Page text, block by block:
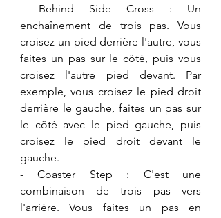
- Behind Side Cross : Un
enchaînement de trois pas. Vous
croisez un pied derrière l'autre, vous
faites un pas sur le côté, puis vous
croisez l'autre pied devant. Par
exemple, vous croisez le pied droit
derrière le gauche, faites un pas sur
le côté avec le pied gauche, puis
croisez le pied droit devant le
gauche.
​- Coaster Step : C'est une
combinaison de trois pas vers
l'arrière. Vous faites un pas en